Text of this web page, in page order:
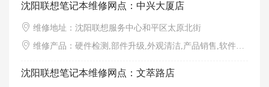
沈阳联想笔记本维修网点：中兴大厦店
维修地址：沈阳联想服务中心和平区太原北街
维修产品：硬件检测,部件升级,外观清洁,产品销售,软件调试,硬件维修,增值服务
沈阳联想笔记本维修网点：文萃路店